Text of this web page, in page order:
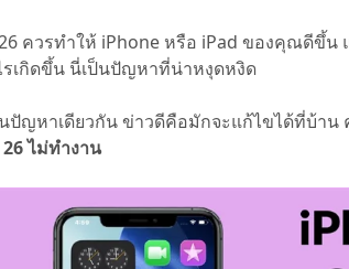
ย
UltData Android Data
กู้คืนข้อมูล Android โดยไม่ต้องรูท
Recovery 4DDiG - Mac Data Recovery
กู้คืนไฟล์ที่ถูกลบบน Mac
ใช้พีซี
iAnyGo - Fake GPS APP
เปลี่ยนตำแหน่ง Android โดยไม่ต้อง
Cleanup Pro APP
ล้างข้อมูล iPhone ด้วย AI ฟรี
ก PDF ได้ฟรีออน
Tenorshare AI Slides
Tenorshare AI Bypass
มาแร
แปลงเนื้อหา AI ให้เหมือนเขียนโดย
26 ควรทำให้ iPhone หรือ iPad ของคุณดี
เกิดขึ้น นี่เป็นปัญหาที่น่าหงุดหงิด
ปัญหาเดียวกัน ข่าวดีคือมักจะแก้ไขได้ที่บ้า
ไม่ทำงาน